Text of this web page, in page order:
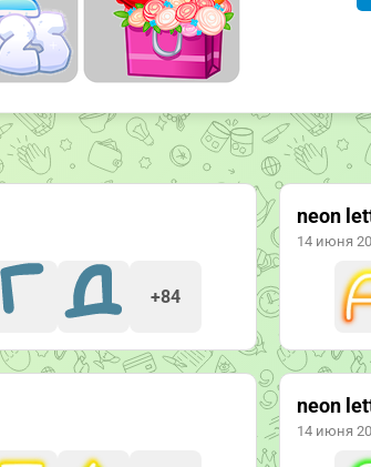
+84
neon
14 июня
neon
14 июня